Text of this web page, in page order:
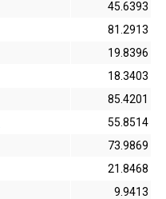
45.6393
81.2913
19.8396
18.3403
85.4201
55.8514
73.9869
21.8468
9.9413